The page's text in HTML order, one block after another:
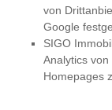
von
Google
SIGO
Analytics
Homepages